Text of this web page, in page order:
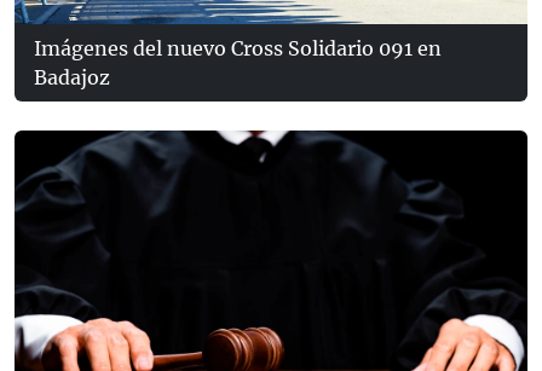
Imágenes del nuevo Cross Solidario 091 en
Badajoz